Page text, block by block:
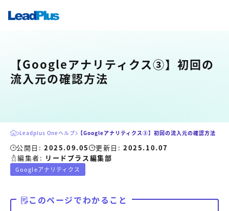
広告プロモーション
マーケティングコンサルティング
コンテンツ制作
マーケティング基盤
Leadplus One
サイトアクセス解析ダッシュボード
マーケティングサービスの製品
Leadplus Oneヘルプ 【Googleアナリティクス③】初回の流入元の確認方法
【Googleアナリティクス③】初回の
流入元の確認方法
Googleアナリティクス
公開日: 2025.09.05 更新日: 2025.10.07
編集者: リードプラス編集部
このページでわかること